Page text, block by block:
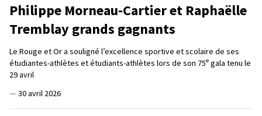
Philippe Morneau-Cartier et Raphaëlle
Tremblay grands gagnants
Le Rouge et Or a souligné l’excellence sportive et scolaire de ses
étudiantes-athlètes et étudiants-athlètes lors de son 75e gala tenu le
29 avril
— 30 avril 2026